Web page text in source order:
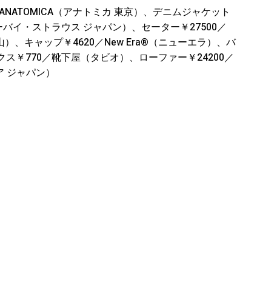
（アナトミカ 東京）、デニムジャケット
イ・ストラウス ジャパン）、セーター￥27500／
）、キャップ￥4620／New Era®︎（ニューエラ）、バ
￥770／靴下屋（タビオ）、ローファー￥24200／
ャパン）